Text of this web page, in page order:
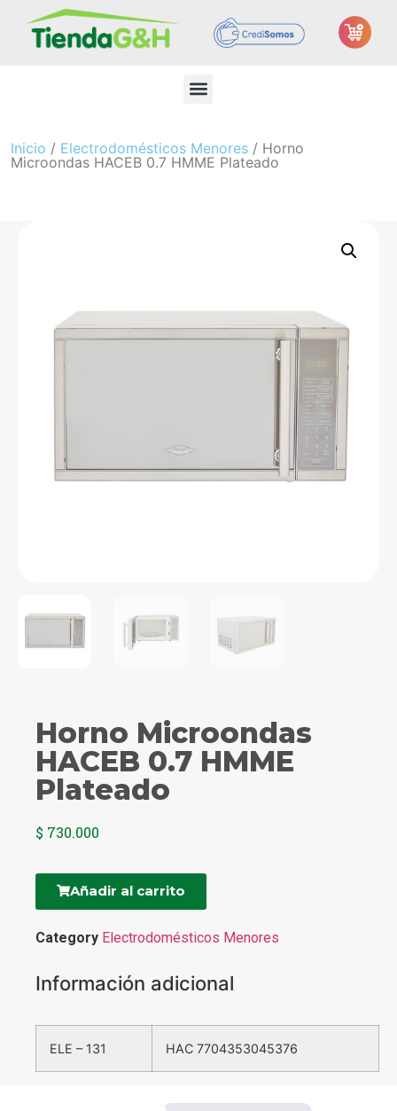
Inicio / Electrodomésticos Menores / Horno
Microondas HACEB 0.7 HMME Plateado
Horno Microondas
HACEB 0.7 HMME
Plateado
$ 730.000
Añadir al carrito
Category Electrodomésticos Menores
Información adicional
ELE – 131 HAC 7704353045376